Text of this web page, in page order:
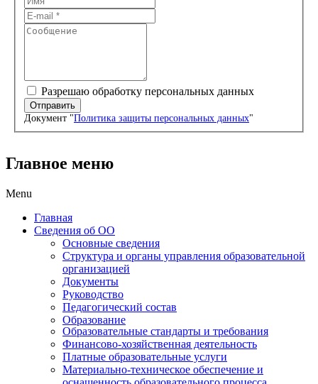
Разрешаю обработку персональных данных
Отправить
Документ "Политика защиты персональных данных"
Главное меню
Menu
Главная
Сведения об ОО
Основные сведения
Структура и органы управления образовательной
организацией
Документы
Руководство
Педагогический состав
Образование
Образовательные стандарты и требования
Финансово-хозяйственная деятельность
Платные образовательные услуги
Материально-техническое обеспечение и